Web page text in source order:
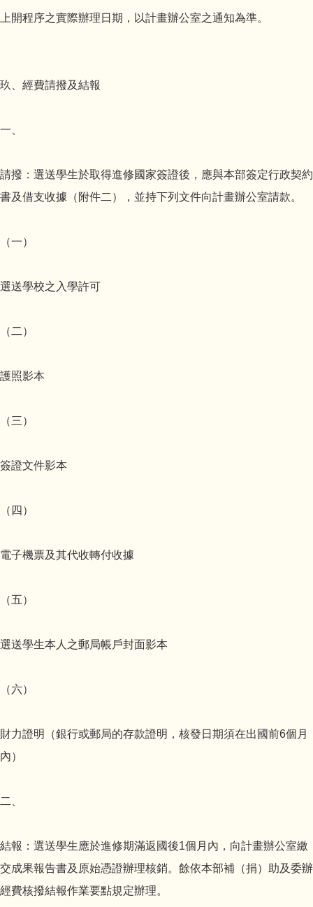
上開程序之實際辦理日期，以計畫辦公室之通知為準。
玖、經費請撥及結報
一、
請撥：選送學生於取得進修國家簽證後，應與本部簽定行政契約
書及借支收據（附件二），並持下列文件向計畫辦公室請款。
（一）
選送學校之入學許可
（二）
護照影本
（三）
簽證文件影本
（四）
電子機票及其代收轉付收據
（五）
選送學生本人之郵局帳戶封面影本
（六）
財力證明（銀行或郵局的存款證明，核發日期須在出國前6個月
內）
二、
結報：選送學生應於進修期滿返國後1個月內，向計畫辦公室繳
交成果報告書及原始憑證辦理核銷。餘依本部補（捐）助及委辦
經費核撥結報作業要點規定辦理。